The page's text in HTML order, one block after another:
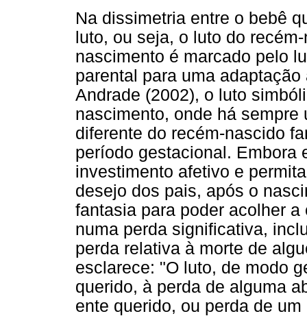
Na dissimetria entre o bebê
luto, ou seja, o luto do
nascimento é marcado pelo
parental para uma
Andrade (2002), o luto
nascimento, onde há
diferente do recém-nascido
período gestacional. Embora
investimento afetivo e
desejo dos pais, após o
fantasia para poder acolher
numa perda significativa,
perda relativa à morte de
esclarece: "O luto, de modo
querido, à perda de alguma
ente querido, ou perda de